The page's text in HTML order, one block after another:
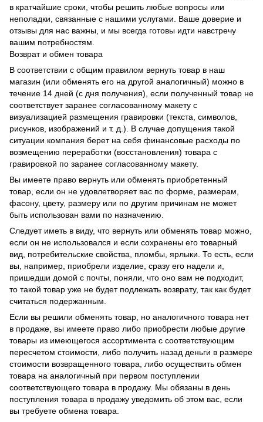
в кратчайшие сроки, чтобы решить любые вопросы или
неполадки, связанные с нашими услугами. Ваше доверие и
отзывы для нас важны, и мы всегда готовы идти навстречу
вашим потребностям.
Возврат и обмен товара
В соответствии с общим правилом вернуть товар в наш
магазин (или обменять его на другой аналогичный) можно в
течение 14 дней (с дня получения), если полученный товар не
соответствует заранее согласованному макету с
визуализацией размещения гравировки (текста, символов,
рисунков, изображений и т. д.). В случае допущения такой
ситуации компания берет на себя финансовые расходы по
возмещению переработки (восстановления) товара с
гравировкой по заранее согласованному макету.
Вы имеете право вернуть или обменять приобретенный
товар, если он не удовлетворяет вас по форме, размерам,
фасону, цвету, размеру или по другим причинам не может
быть использован вами по назначению.
Следует иметь в виду, что вернуть или обменять товар можно,
если он не использовался и если сохранены его товарный
вид, потребительские свойства, пломбы, ярлыки. То есть, если
вы, например, приобрели изделие, сразу его надели и,
пришедши домой с почты, поняли, что оно вам не подходит,
то такой товар уже не будет подлежать возврату, так как будет
считаться подержанным.
Если вы решили обменять товар, но аналогичного товара нет
в продаже, вы имеете право либо приобрести любые другие
товары из имеющегося ассортимента с соответствующим
пересчетом стоимости, либо получить назад деньги в размере
стоимости возвращенного товара, либо осуществить обмен
товара на аналогичный при первом поступлении
соответствующего товара в продажу. Мы обязаны в день
поступления товара в продажу уведомить об этом вас, если
вы требуете обмена товара.